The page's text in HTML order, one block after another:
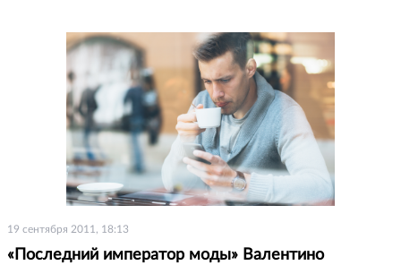
19 сентября 2011, 18:13
«Последний император моды» Валентино